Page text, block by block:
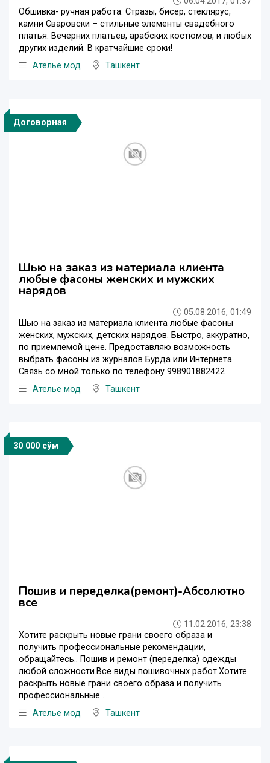
Обшивка- ручная работа. Стразы, бисер, стеклярус,
камни Сваровски – стильные элементы свадебного
платья. Вечерних платьев, арабских костюмов, и любых
других изделий. В кратчайшие сроки!
Ателье мод
Ташкент
Договорная
Шью на заказ из материала клиента
любые фасоны женских и мужских
нарядов
05.08.2016, 01:49
Шью на заказ из материала клиента любые фасоны
женских, мужских, детских нарядов. Быстро, аккуратно,
по приемлемой цене. Предоставляю возможность
выбрать фасоны из журналов Бурда или Интернета.
Связь со мной только по телефону 998901882422
Ателье мод
Ташкент
30 000 сўм
Пошив и переделка(ремонт)-Абсолютно
все
11.02.2016, 23:38
Хотите раскрыть новые грани своего образа и
получить профессиональные рекомендации,
обращайтесь.. Пошив и ремонт (переделка) одежды
любой сложности.Все виды пошивочных работ.Хотите
раскрыть новые грани своего образа и получить
профессиональные ...
Ателье мод
Ташкент